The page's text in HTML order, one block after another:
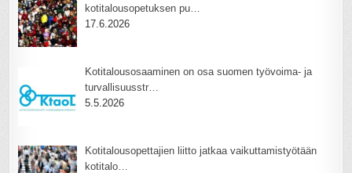
kotitalousopetuksen pu…
17.6.2026
Kotitalousosaaminen on osa suomen työvoima- ja
turvallisuusstr…
5.5.2026
Kotitalousopettajien liitto jatkaa vaikuttamistyötään
kotitalo…